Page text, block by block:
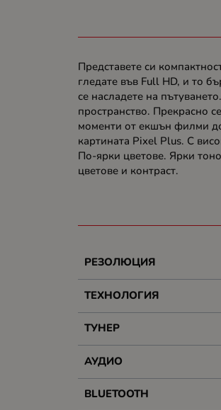
Представете си
гледате във Full HD, и то
се насладете на
пространство. Прекрасно
моменти от екшън филми
картината Pixel Plus. С
По-ярки цветове. Ярки
цветове и контраст.
РЕЗОЛЮЦИЯ
ТЕХНОЛОГИЯ
ТУНЕР
АУДИО
BLUETOOTH